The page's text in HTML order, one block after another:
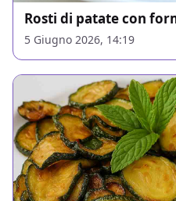
Rosti di patate con
5 Giugno 2026, 14:19